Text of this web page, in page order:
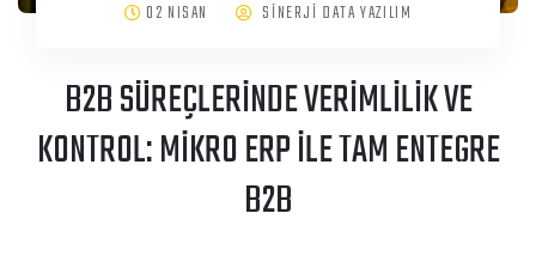
02 NISAN SİNERJİ DATA YAZILIM
B2B SÜREÇLERİNDE VERİMLİLİK VE
KONTROL: MİKRO ERP İLE TAM ENTEGRE
B2B